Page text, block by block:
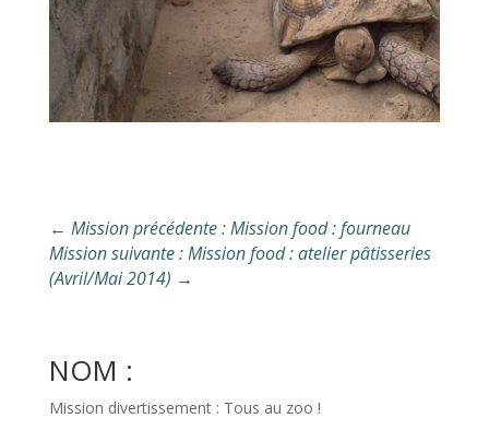
← Mission précédente : Mission food : fourneau
Mission suivante : Mission food : atelier pâtisseries
(Avril/Mai 2014) →
NOM :
Mission divertissement : Tous au zoo !